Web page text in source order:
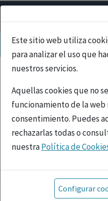
Este sitio web utiliza
para analizar el uso que
nuestros servicios.
Aquellas cookies que no
funcionamiento de la
consentimiento. Puedes
rechazarlas todas o
nuestraPolítica de
Toda la información
referida a productos del
tanto, dirigida a
Configurar